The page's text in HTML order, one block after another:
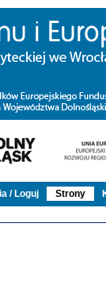
/ Loguj Strony